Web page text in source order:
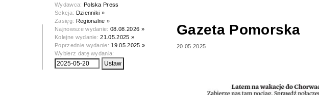
Wydawca: Polska Press
Sekcja: Dzienniki »
Zasięg: Regionalne »
Najnowsze wydanie:08.08.2026 »
Kolejne wydanie:21.05.2025 »
Poprzednie wydanie: 19.05.2025 »
Wybierz datę wydania:
Gazeta Pomorska
20.05.2025